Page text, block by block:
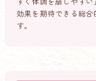
効果を期待できる総
す。